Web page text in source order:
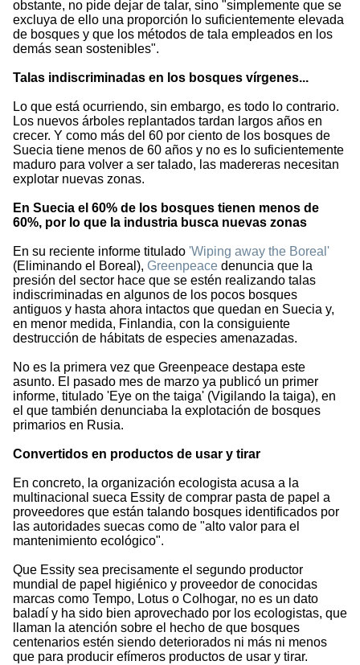
obstante, no pide dejar de talar, sino "simplemente que se
excluya de ello una proporción lo suficientemente elevada
de bosques y que los métodos de tala empleados en los
demás sean sostenibles".
Talas indiscriminadas en los bosques vírgenes...
Lo que está ocurriendo, sin embargo, es todo lo contrario.
Los nuevos árboles replantados tardan largos años en
crecer. Y como más del 60 por ciento de los bosques de
Suecia tiene menos de 60 años y no es lo suficientemente
maduro para volver a ser talado, las madereras necesitan
explotar nuevas zonas.
En Suecia el 60% de los bosques tienen menos de
60%, por lo que la industria busca nuevas zonas
En su reciente informe titulado 'Wiping away the Boreal'
(Eliminando el Boreal), Greenpeace denuncia que la
presión del sector hace que se estén realizando talas
indiscriminadas en algunos de los pocos bosques
antiguos y hasta ahora intactos que quedan en Suecia y,
en menor medida, Finlandia, con la consiguiente
destrucción de hábitats de especies amenazadas.
No es la primera vez que Greenpeace destapa este
asunto. El pasado mes de marzo ya publicó un primer
informe, titulado 'Eye on the taiga' (Vigilando la taiga), en
el que también denunciaba la explotación de bosques
primarios en Rusia.
Convertidos en productos de usar y tirar
En concreto, la organización ecologista acusa a la
multinacional sueca Essity de comprar pasta de papel a
proveedores que están talando bosques identificados por
las autoridades suecas como de "alto valor para el
mantenimiento ecológico".
Que Essity sea precisamente el segundo productor
mundial de papel higiénico y proveedor de conocidas
marcas como Tempo, Lotus o Colhogar, no es un dato
baladí y ha sido bien aprovechado por los ecologistas, que
llaman la atención sobre el hecho de que bosques
centenarios estén siendo deteriorados ni más ni menos
que para producir efímeros productos de usar y tirar.